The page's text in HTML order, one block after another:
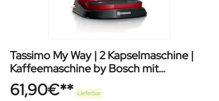
Tassimo My Way | 2 Kapselmaschine |
Kaffeemaschine by Bosch mit
Wasserfilter
61,90€ Lieferbar